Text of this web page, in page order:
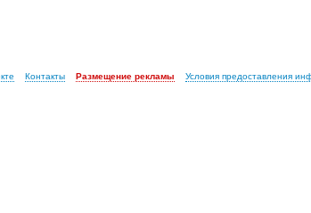
Контакты Размещение рекламы Условия предоставления